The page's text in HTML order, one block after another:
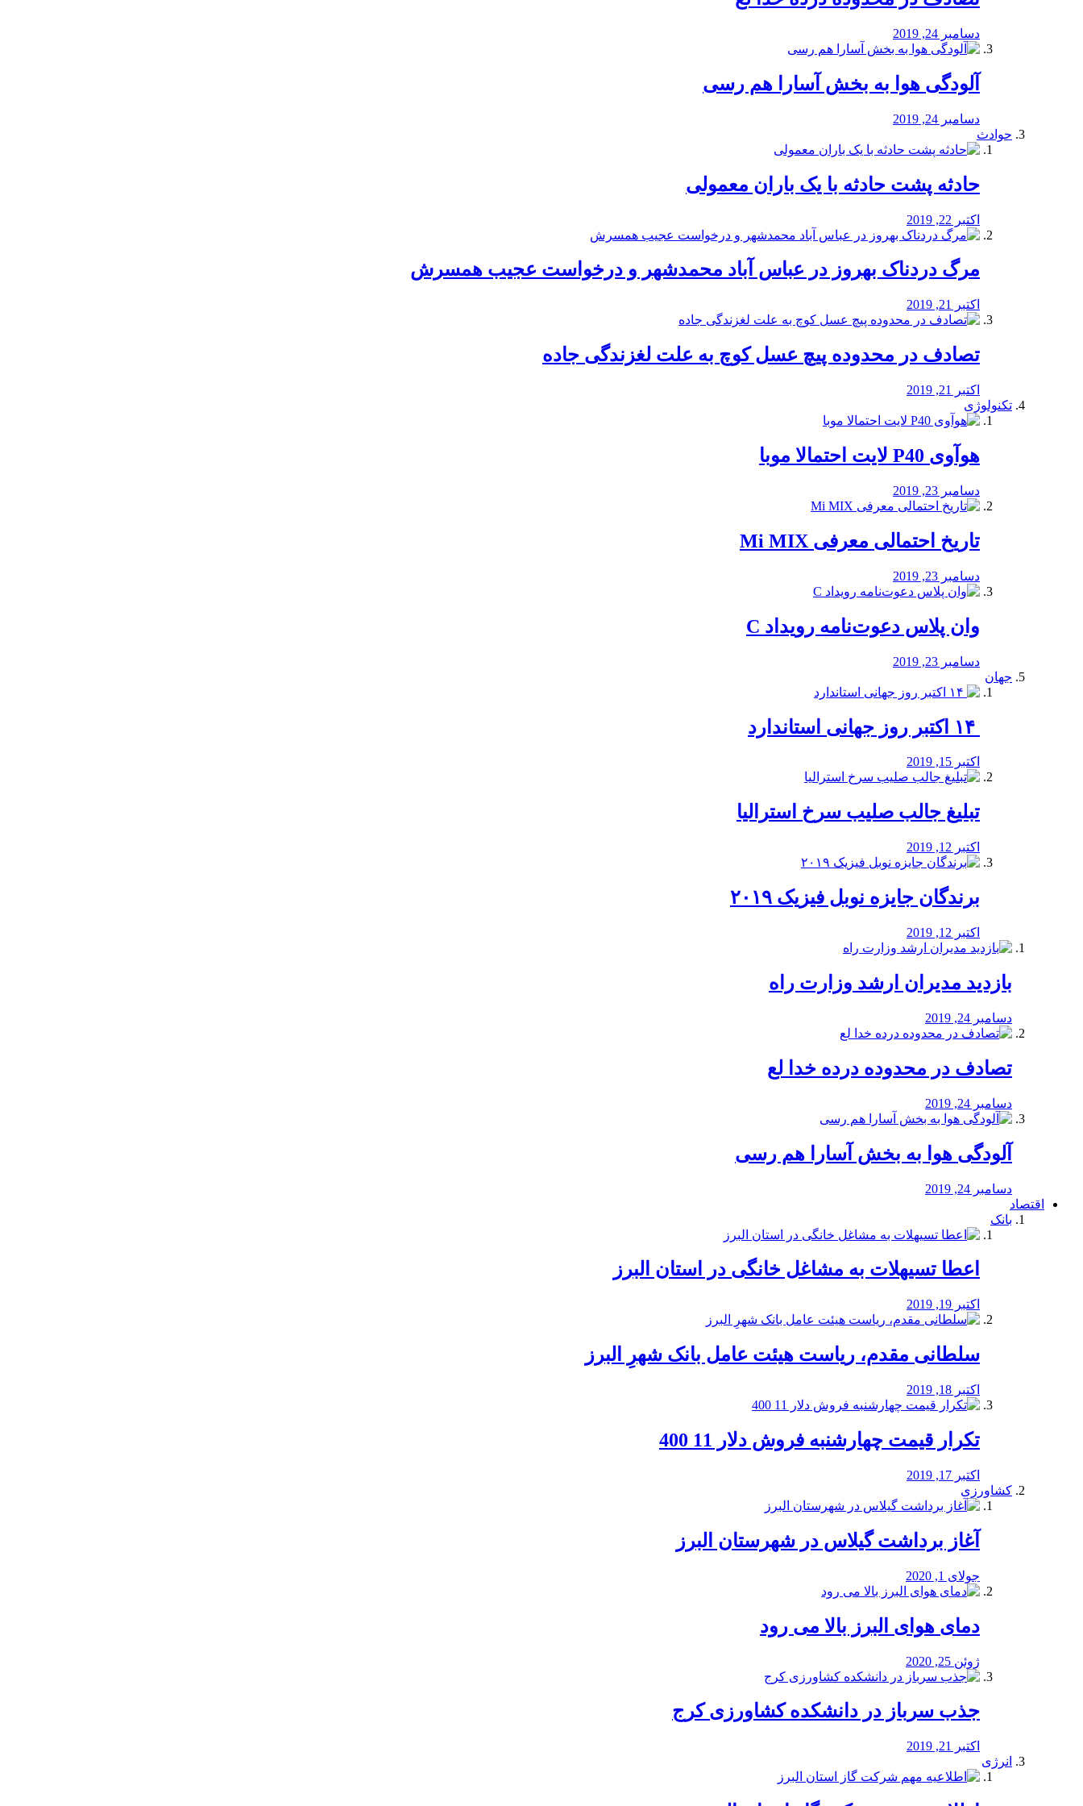
دسامبر 24, 2019
آلودگی هوا به بخش آسارا هم رسی
دسامبر 24, 2019
حوادث
️حادثه پشت حادثه با یک باران معمولی
اکتبر 22, 2019
مرگ دردناک بهروز در عباس آباد محمدشهر و درخواست عجیب همسرش
اکتبر 21, 2019
تصادف در محدوده پیچ عسل کوچ به علت لغزندگی جاده
اکتبر 21, 2019
تکنولوژی
هوآوی P40 لایت احتمالا موبا
دسامبر 23, 2019
تاریخ احتمالی معرفی Mi MIX
دسامبر 23, 2019
وان پلاس دعوت‌نامه رویداد C
دسامبر 23, 2019
جهان
اکتبر 15, 2019
تبلیغ جالب صلیب سرخ استرالیا
اکتبر 12, 2019
برندگان جایزه نوبل فیزیک ۲۰۱۹
اکتبر 12, 2019
بازدید مدیران ارشد وزارت راه
دسامبر 24, 2019
تصادف در محدوده درده خدا لع
دسامبر 24, 2019
آلودگی هوا به بخش آسارا هم رسی
دسامبر 24, 2019
اقتصاد
بانک
️اعطا تسیهلات به مشاغل خانگی در استان البرز
اکتبر 19, 2019
سلطانی مقدم، ریاست هیئت عامل بانک شهرِ البرز
اکتبر 18, 2019
تکرار قیمت چهارشنبه فروش دلار 11 400
اکتبر 17, 2019
کشاورزی
آغاز برداشت گیلاس در شهرستان البرز
جولای 1, 2020
دمای هوای البرز بالا می رود
ژوئن 25, 2020
جذب سرباز در دانشکده کشاورزی کرج
اکتبر 21, 2019
انرژی